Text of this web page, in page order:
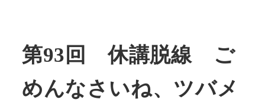
第93回 休講脱線 ご
めんなさいね、ツバメ